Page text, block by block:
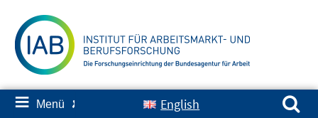
zum
Inhalt
≡ Menü ✘ English
Suchen nach: